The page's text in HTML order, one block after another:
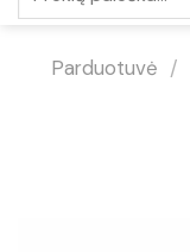
Parduotuvė /